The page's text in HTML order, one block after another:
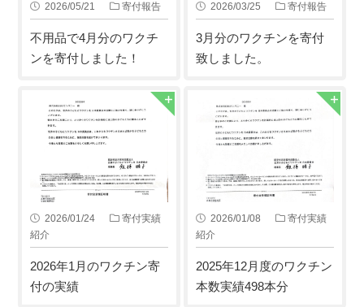
2026/05/21 寄付報告
不用品で4月分のワクチ
ンを寄付しました！
2026/03/25 寄付報告
3月分のワクチンを寄付
致しました。
2026/01/24
寄付実績
紹介
2026年1月のワクチン寄
付の実績
2026/01/08
寄付実績
紹介
2025年12月度のワクチン
本数実績498本分